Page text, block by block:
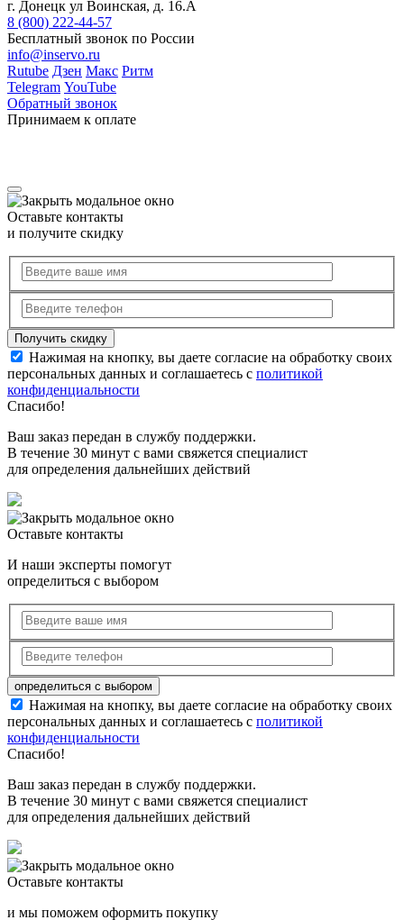
г. Донецк ул Воинская, д. 16.А
8 (800) 222-44-57
Бесплатный звонок по России
info@inservo.ru
Rutube Дзен Макс Ритм
Telegram YouTube
Обратный звонок
Принимаем к оплате
Оставьте контакты
и получите скидку
Нажимая на кнопку, вы даете согласие на обработку своих
персональных данных и соглашаетесь с политикой
конфиденциальности
Спасибо!
Ваш заказ передан в службу поддержки.
В течение 30 минут с вами свяжется специалист
для определения дальнейших действий
Оставьте контакты
И наши эксперты помогут
определиться с выбором
Нажимая на кнопку, вы даете согласие на обработку своих
персональных данных и соглашаетесь с политикой
конфиденциальности
Спасибо!
Ваш заказ передан в службу поддержки.
В течение 30 минут с вами свяжется специалист
для определения дальнейших действий
Оставьте контакты
и мы поможем оформить покупку